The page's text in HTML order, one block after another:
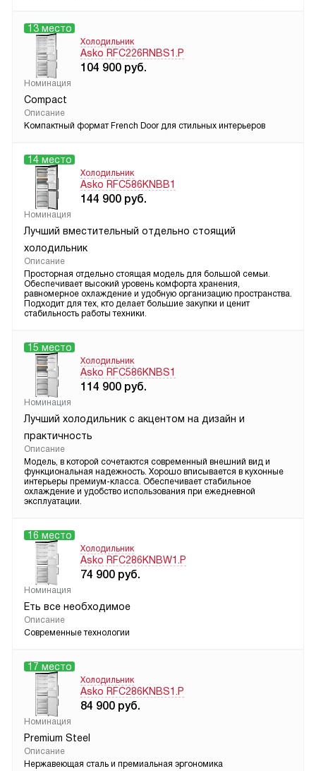
13 место
Холодильник
Asko RFC226RNBS1.P
104 900 руб.
Номинация
Compact
Описание
Компактный формат French Door для стильных интерьеров
14 место
Холодильник
Asko RFC586KNBB1
144 900 руб.
Номинация
Лучший вместительный отдельно стоящий
холодильник
Описание
Просторная отдельно стоящая модель для большой семьи.
Обеспечивает высокий уровень комфорта хранения,
равномерное охлаждение и удобную организацию пространства.
Подходит для тех, кто делает большие закупки и ценит
стабильность работы техники.
15 место
Холодильник
Asko RFC586KNBS1
114 900 руб.
Номинация
Лучший холодильник с акцентом на дизайн и
практичность
Описание
Модель, в которой сочетаются современный внешний вид и
функциональная надежность. Хорошо вписывается в кухонные
интерьеры премиум-класса. Обеспечивает стабильное
охлаждение и удобство использования при ежедневной
эксплуатации.
16 место
Холодильник
Asko RFC286KNBW1.P
74 900 руб.
Номинация
Еть все необходимое
Описание
Современные технологии
17 место
Холодильник
Asko RFC286KNBS1.P
84 900 руб.
Номинация
Premium Steel
Описание
Нержавеющая сталь и премиальная эргономика